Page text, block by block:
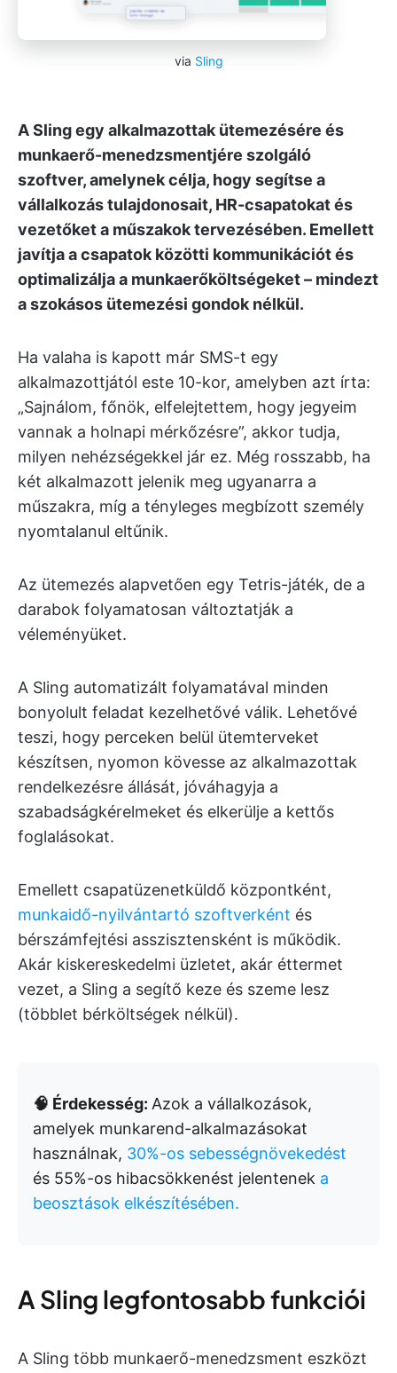
via Sling
A Sling egy alkalmazottak ütemezésére és
munkaerő-menedzsmentjére szolgáló
szoftver, amelynek célja, hogy segítse a
vállalkozás tulajdonosait, HR-csapatokat és
vezetőket a műszakok tervezésében. Emellett
javítja a csapatok közötti kommunikációt és
optimalizálja a munkaerőköltségeket – mindezt
a szokásos ütemezési gondok nélkül.
Ha valaha is kapott már SMS-t egy
alkalmazottjától este 10-kor, amelyben azt írta:
„Sajnálom, főnök, elfelejtettem, hogy jegyeim
vannak a holnapi mérkőzésre”, akkor tudja,
milyen nehézségekkel jár ez. Még rosszabb, ha
két alkalmazott jelenik meg ugyanarra a
műszakra, míg a tényleges megbízott személy
nyomtalanul eltűnik.
Az ütemezés alapvetően egy Tetris-játék, de a
darabok folyamatosan változtatják a
véleményüket.
A Sling automatizált folyamatával minden
bonyolult feladat kezelhetővé válik. Lehetővé
teszi, hogy perceken belül ütemterveket
készítsen, nyomon kövesse az alkalmazottak
rendelkezésre állását, jóváhagyja a
szabadságkérelmeket és elkerülje a kettős
foglalásokat.
Emellett csapatüzenetküldő központként,
munkaidő-nyilvántartó szoftverként és
bérszámfejtési asszisztensként is működik.
Akár kiskereskedelmi üzletet, akár éttermet
vezet, a Sling a segítő keze és szeme lesz
(többlet bérköltségek nélkül).
🧠 Érdekesség: Azok a vállalkozások,
amelyek munkarend-alkalmazásokat
használnak, 30%-os sebességnövekedést
és 55%-os hibacsökkenést jelentenek a
beosztások elkészítésében.
A Sling legfontosabb funkciói
A Sling több munkaerő-menedzsment eszközt